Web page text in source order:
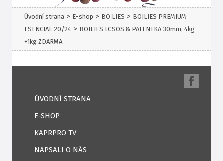
Úvodní strana > E-shop > BOILIES > BOILIES PREMIUM
ESENCIAL 20/24 > BOILIES LOSOS & PATENTKA 30mm, 4kg
+1kg ZDARMA
ÚVODNÍ STRANA
E-SHOP
KAPRPRO TV
NAPSALI O NÁS